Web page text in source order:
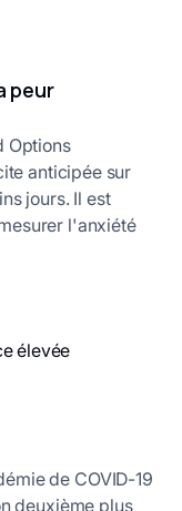
peur
Options
anticipée sur
jours. Il est
l'anxiété
élevée
de COVID-19
deuxième plus